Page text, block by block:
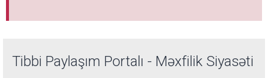
Tibbi Paylaşım Portalı - Məxfilik Siyasəti